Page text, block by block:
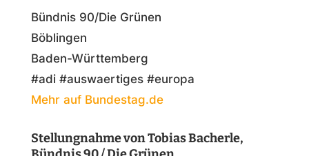
Bündnis 90/Die Grünen
Böblingen
Baden-Württemberg
#adi #auswaertiges #europa
Mehr auf Bundestag.de
Stellungnahme von Tobias Bacherle,